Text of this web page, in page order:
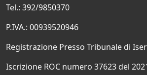
Tel.: 392/9850370
P.IVA.: 00939520946
Registrazione Presso Tribunale di
Iscrizione ROC numero 37623 del